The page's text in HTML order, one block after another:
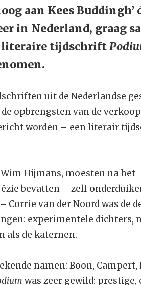
aan Kees Buddingh’
in Nederland, graag
literaire tijdschrift
uit de Nederlandse
opbrengsten van de
worden – een literair
Hijmans, moesten na het
bevatten – zelf
van der Noord was de
experimentele dichters,
als de katernen.
namen: Boon, Campert,
was zeer gewild: prestige,